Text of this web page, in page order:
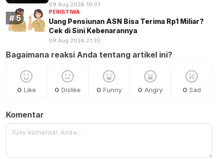
09 Aug 2026 10:01
PERISTIWA
Uang Pensiunan ASN Bisa Terima Rp1 Miliar?
Cek di Sini Kebenarannya
09 Aug 2026 21:30
Bagaimana reaksi Anda tentang artikel ini?
0 Like 0 Dislike 0 Funny 0 Angry 0 Sad
Komentar